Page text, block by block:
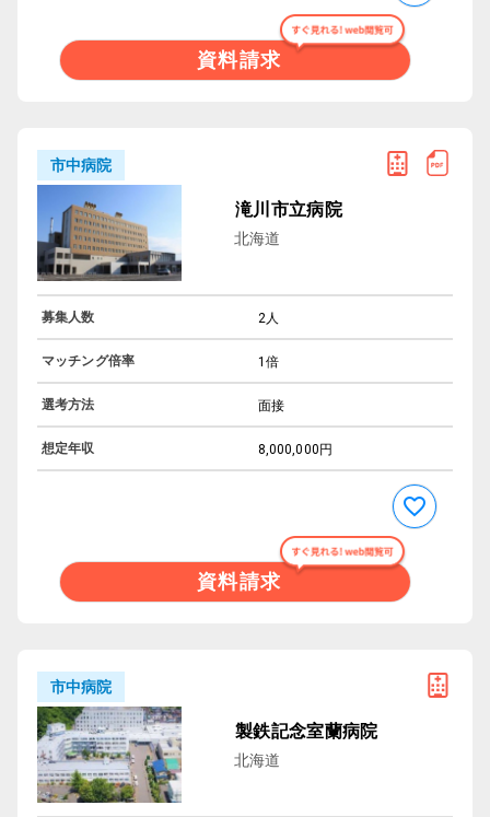
資料請求
市中病院
滝川市立病院
北海道
募集人数 2人
マッチング倍率 1倍
選考方法 面接
想定年収 8,000,000円
資料請求
市中病院
製鉄記念室蘭病院
北海道